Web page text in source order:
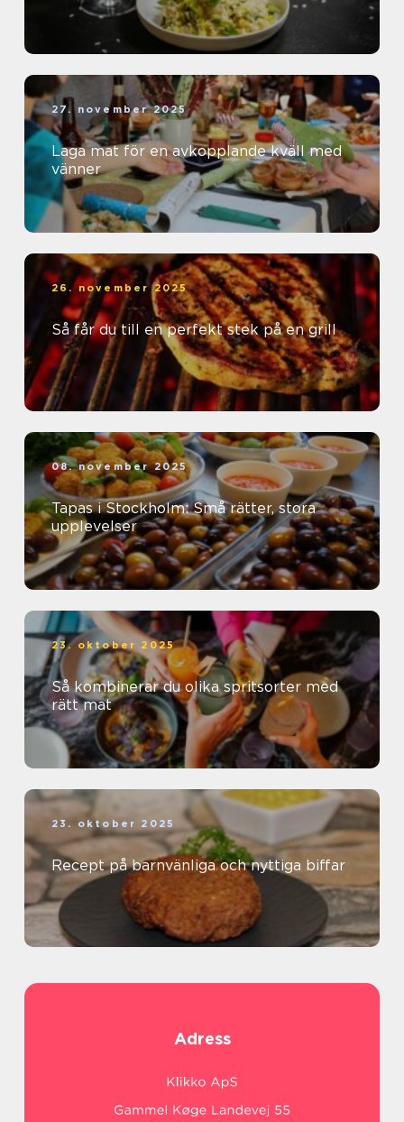
27. november 2025
Laga mat för en avkopplande kväll med
vänner
26. november 2025
Så får du till en perfekt stek på en grill
08. november 2025
Tapas i Stockholm: Små rätter, stora
upplevelser
23. oktober 2025
Så kombinerar du olika spritsorter med
rätt mat
23. oktober 2025
Recept på barnvänliga och nyttiga biffar
Adress